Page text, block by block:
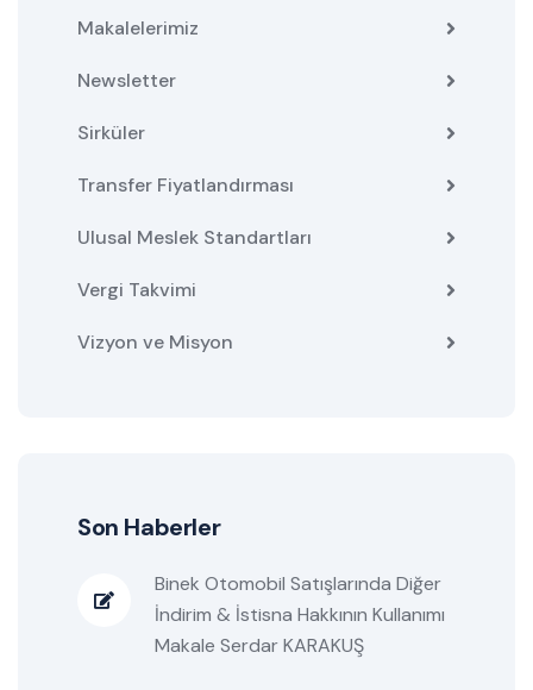
Makalelerimiz
Newsletter
Sirküler
Transfer Fiyatlandırması
Ulusal Meslek Standartları
Vergi Takvimi
Vizyon ve Misyon
Son Haberler
Binek Otomobil Satışlarında Diğer
İndirim & İstisna Hakkının Kullanımı
Makale Serdar KARAKUŞ